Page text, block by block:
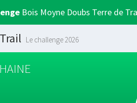
Bois Moyne Doubs Terre de
Le challenge 2026